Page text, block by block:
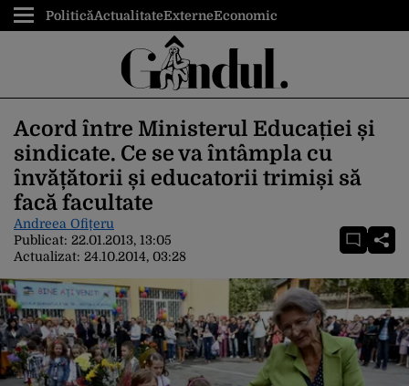
PoliticăActualitateExterneEconomic
Acord între Ministerul Educației și
sindicate. Ce se va întâmpla cu
învățătorii și educatorii trimiși să
facă facultate
Andreea Ofițeru
Publicat: 22.01.2013, 13:05
Actualizat: 24.10.2014, 03:28